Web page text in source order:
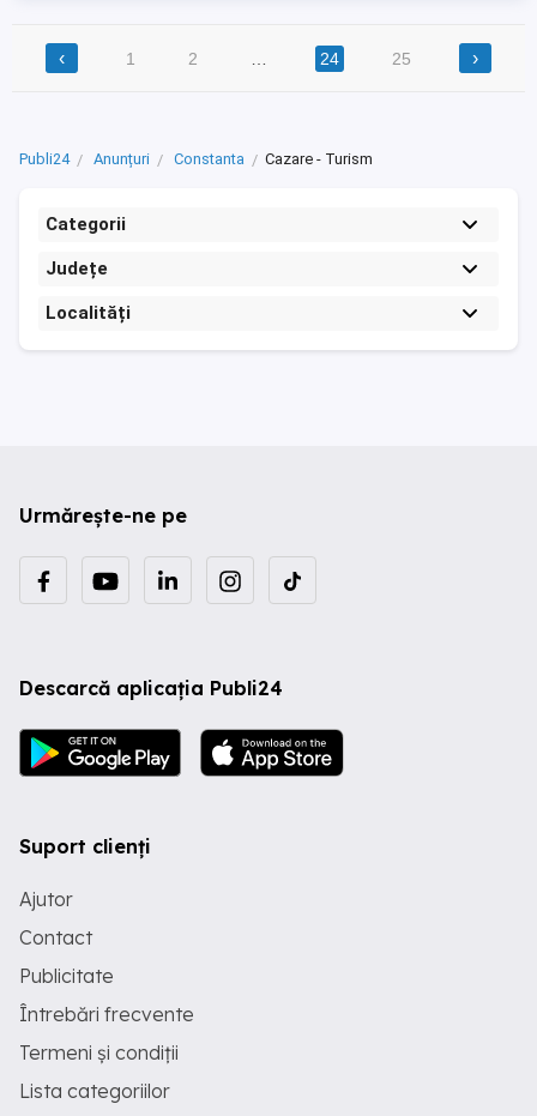
‹ 1 2 24 25 ›
Publi24 Anunțuri Constanta Cazare - Turism
Categorii
Județe
Localități
Urmărește-ne pe
Descarcă aplicația Publi24
Suport clienți
Ajutor
Contact
Publicitate
Întrebări frecvente
Termeni și condiții
Lista categoriilor